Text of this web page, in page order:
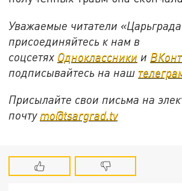
Уважаемые читатели
присоединяйтесь к нам в
соцсетях Одноклассники и
подписывайтесь на наш
Присылайте свои письма на
почту mo@tsargrad.tv